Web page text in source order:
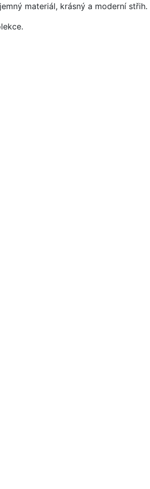
materiál, krásný a moderní střih.